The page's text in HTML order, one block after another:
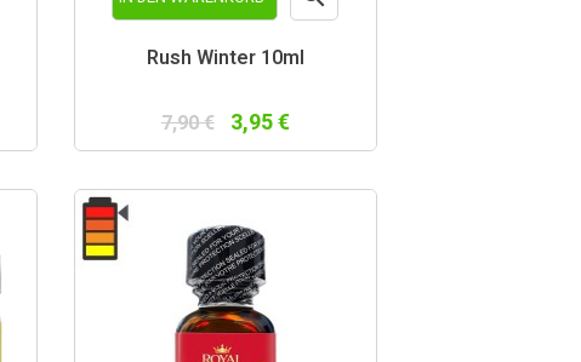
Rush Winter 10ml
7,90 € 3,95 €